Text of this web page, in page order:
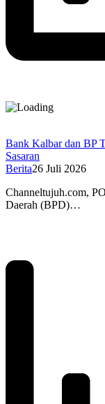
Bank Kalbar dan BP
Sasaran
Berita26 Juli 2026
Channeltujuh.com,
Daerah (BPD)…